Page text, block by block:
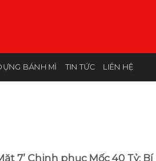
BÁNH MÌ TIN TỨC LIÊN HỆ
7’ Chinh phục Mốc 40 Tỷ: